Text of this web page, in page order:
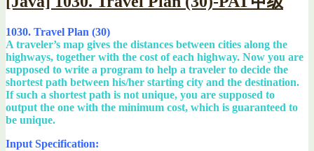
1030. Travel Plan (30)
A traveler’s map gives the distances between cities along the
highways, together with the cost of each highway. Now you are
supposed to write a program to help a traveler to decide the
shortest path between his/her starting city and the destination.
If such a shortest path is not unique, you are supposed to
output the one with the minimum cost, which is guaranteed to
be unique.
Input Specification: